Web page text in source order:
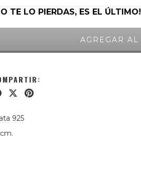
TE LO PIERDAS, ES EL ÚLTIMO!
925